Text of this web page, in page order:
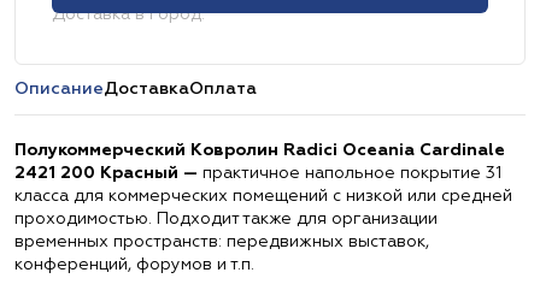
Доставка в город:
ОписаниеДоставкаОплата
Полукоммерческий Ковролин Radici Oceania Cardinale
2421 200 Красный — практичное напольное покрытие 31
класса для коммерческих помещений с низкой или средней
проходимостью. Подходит также для организации
временных пространств: передвижных выставок,
конференций, форумов и т.п.